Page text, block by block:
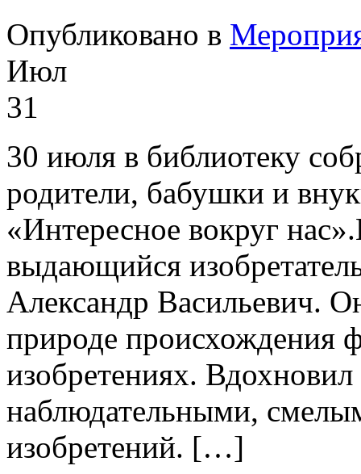
Опубликовано в
Июл
31
30 июля в библиотеку
родители, бабушки и
«Интересное вокруг
выдающийся
Александр Васильевич.
природе происхождения
изобретениях. Вдохновил
наблюдательными,
изобретений. […]